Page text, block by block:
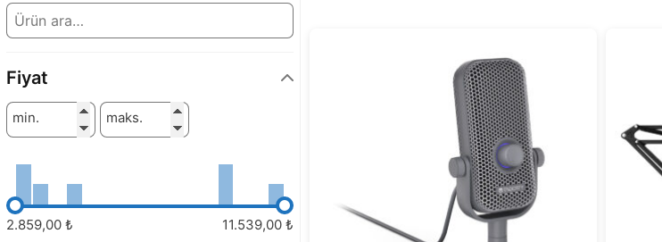
Fiyat
min. maks.
2.859,00 ₺ 11.539,00 ₺